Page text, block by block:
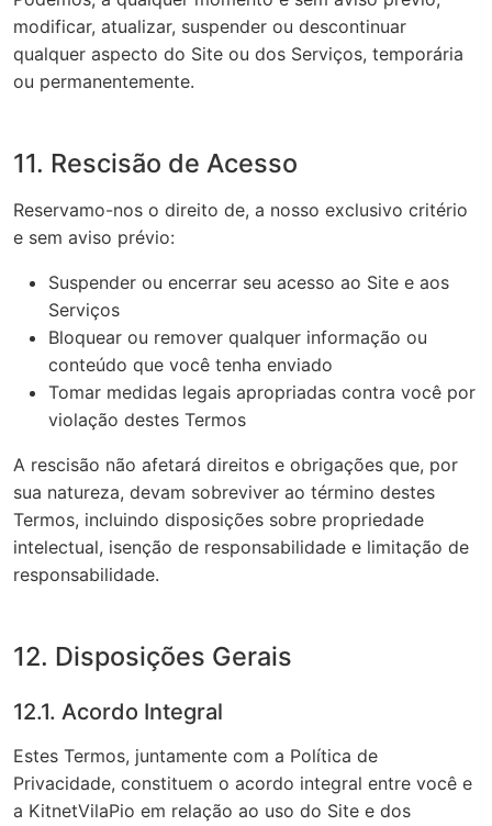
modificar, atualizar, suspender ou descontinuar
qualquer aspecto do Site ou dos Serviços, temporária
ou permanentemente.
11. Rescisão de Acesso
Reservamo-nos o direito de, a nosso exclusivo critério
e sem aviso prévio:
Suspender ou encerrar seu acesso ao Site e aos
Serviços
Bloquear ou remover qualquer informação ou
conteúdo que você tenha enviado
Tomar medidas legais apropriadas contra você por
violação destes Termos
A rescisão não afetará direitos e obrigações que, por
sua natureza, devam sobreviver ao término destes
Termos, incluindo disposições sobre propriedade
intelectual, isenção de responsabilidade e limitação de
responsabilidade.
12. Disposições Gerais
12.1. Acordo Integral
Estes Termos, juntamente com a Política de
Privacidade, constituem o acordo integral entre você e
a KitnetVilaPio em relação ao uso do Site e dos